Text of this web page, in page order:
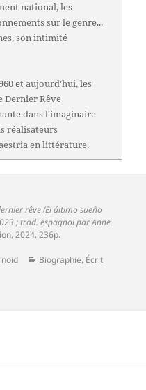
national, les
sur le genre...
son intimité
et aujourd'hui, les
Dernier Rêve
dans l'imaginaire
réalisateurs
en littérature.
rêve (El último sueño
; trad. espagnol par Anne
, 2024, 236p.
Auteur
noid Catégories
Biographie, Écrit